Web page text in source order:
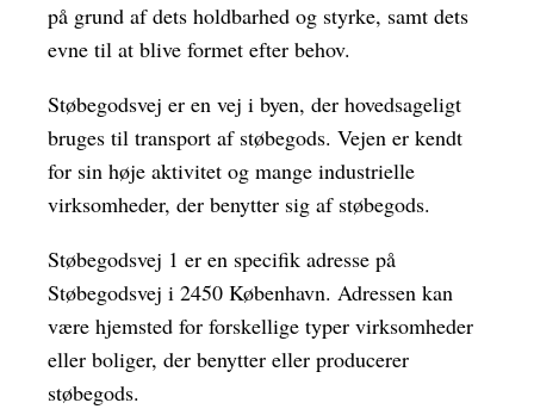
på grund af dets holdbarhed og styrke, samt dets
evne til at blive formet efter behov.
Støbegodsvej er en vej i byen, der hovedsageligt
bruges til transport af støbegods. Vejen er kendt
for sin høje aktivitet og mange industrielle
virksomheder, der benytter sig af støbegods.
Støbegodsvej 1 er en specifik adresse på
Støbegodsvej i 2450 København. Adressen kan
være hjemsted for forskellige typer virksomheder
eller boliger, der benytter eller producerer
støbegods.